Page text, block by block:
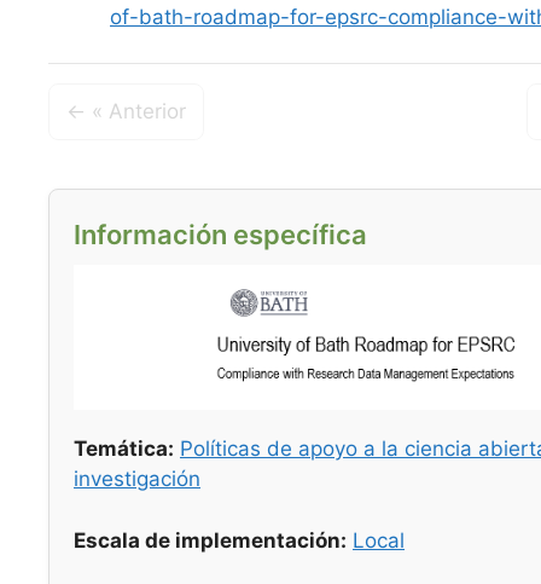
of-bath-roadmap-for-epsrc-compliance-
← « Anterior
Información específica
Temática: Políticas de apoyo a la ciencia
investigación
Escala de implementación: Local